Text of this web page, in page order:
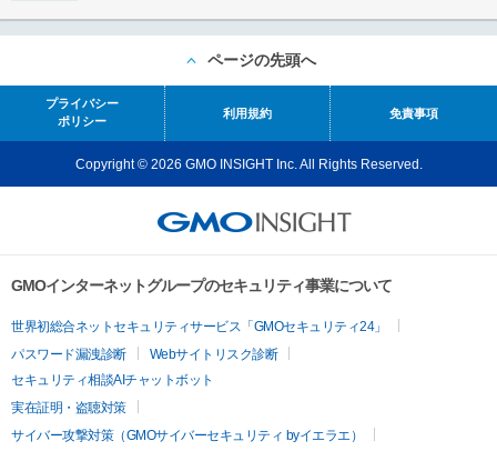
ページの先頭へ
プライバシー
ポリシー
利用規約 免責事項
Copyright © 2026 GMO INSIGHT Inc. All Rights Reserved.
GMOインターネットグループのセキュリティ事業について
世界初総合ネットセキュリティサービス「GMOセキュリティ24」
パスワード漏洩診断
Webサイトリスク診断
セキュリティ相談AIチャットボット
実在証明・盗聴対策
サイバー攻撃対策（GMOサイバーセキュリティ byイエラエ）